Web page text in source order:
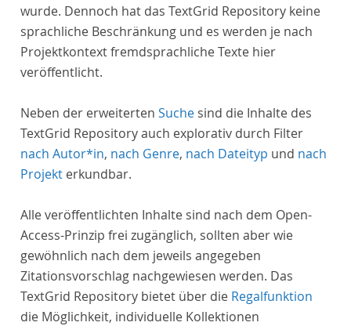
wurde. Dennoch hat das TextGrid Repository keine
sprachliche Beschränkung und es werden je nach
Projektkontext fremdsprachliche Texte hier
veröffentlicht.
Neben der erweiterten Suche sind die Inhalte des
TextGrid Repository auch explorativ durch Filter
nach Autor*in, nach Genre, nach Dateityp und nach
Projekt erkundbar.
Alle veröffentlichten Inhalte sind nach dem Open-
Access-Prinzip frei zugänglich, sollten aber wie
gewöhnlich nach dem jeweils angegeben
Zitationsvorschlag nachgewiesen werden. Das
TextGrid Repository bietet über die Regalfunktion
die Möglichkeit, individuelle Kollektionen